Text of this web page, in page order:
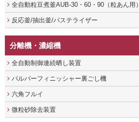
全自動粒豆煮釜AUB-30・60・90（粒あん用）
反応釜/抽出釜/パステライザー
分離機・濃縮機
全自動制御連続晒し装置
パルパーフィニッシャー裏ごし機
六角フルイ
微粒砂除去装置